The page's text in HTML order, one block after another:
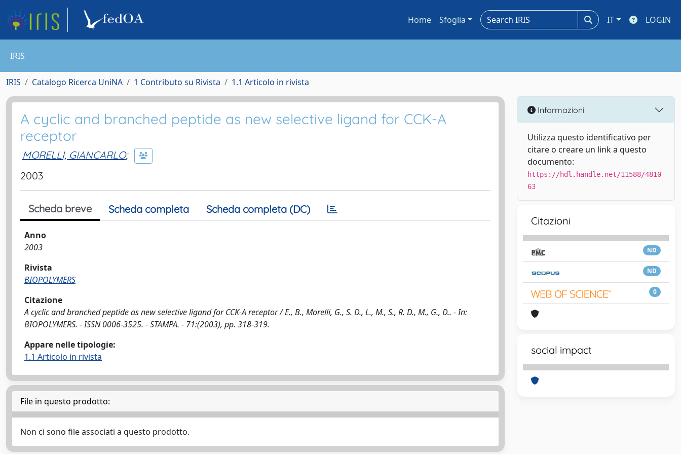
Home Sfoglia IT LOGIN
IRIS
IRIS Catalogo Ricerca UniNA 1 Contributo su Rivista 1.1 Articolo in rivista
A cyclic and branched peptide as new selective ligand for CCK-A
receptor
MORELLI, GIANCARLO;
2003
Scheda breve Scheda completa Scheda completa (DC)
Anno
2003
Rivista
BIOPOLYMERS
Citazione
A cyclic and branched peptide as new selective ligand for CCK-A receptor / E., B., Morelli, G., S. D., L., M., S., R. D., M., G., D.. - In:
BIOPOLYMERS. - ISSN 0006-3525. - STAMPA. - 71:(2003), pp. 318-319.
Appare nelle tipologie:
1.1 Articolo in rivista
File in questo prodotto:
Non ci sono file associati a questo prodotto.
Informazioni
Utilizza questo identificativo per
citare o creare un link a questo
documento:
https://hdl.handle.net/11588/4810
63
Citazioni
ND
ND
0
social impact